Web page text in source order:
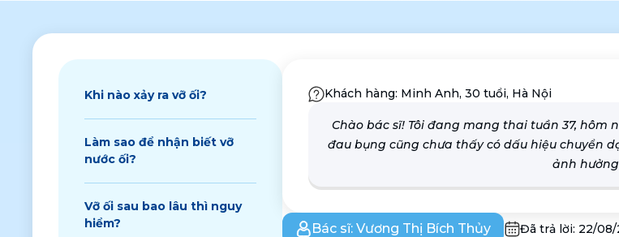
Khi nào xảy ra vỡ ối?
Làm sao để nhận biết vỡ
nước ối?
Vỡ ối sau bao lâu thì nguy
hiểm?
Khách hàng: Minh Anh, 30 tuổi, Hà Nội
Chào bác sĩ! Tôi đang mang thai tuần 37,
đau bụng cũng chưa thấy có dấu hiệu chuyển
ảnh
Bác sĩ: Vương Thị Bích Thủy Đã trả lời: 22/08/